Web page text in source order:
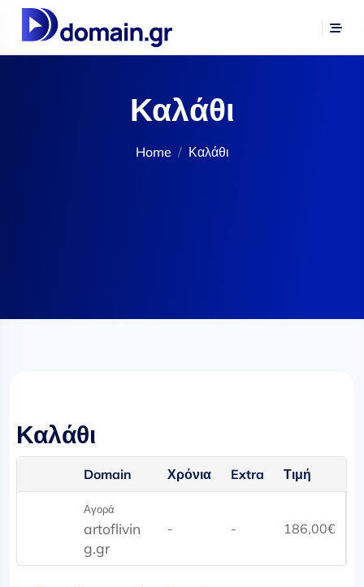
Καλάθι
Home Καλάθι
Καλάθι
Domain Χρόνια Extra Τιμή
Αγορά
artoflivin
g.gr
- - 186,00€